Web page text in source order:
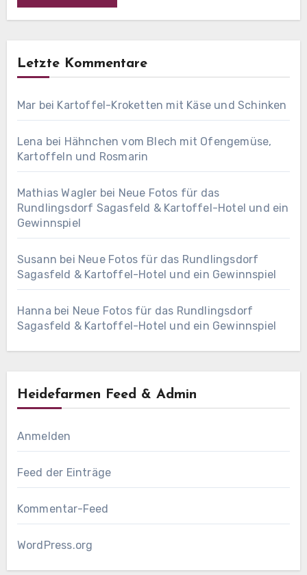
Letzte Kommentare
Mar bei Kartoffel-Kroketten mit Käse und Schinken
Lena bei Hähnchen vom Blech mit Ofengemüse,
Kartoffeln und Rosmarin
Mathias Wagler bei Neue Fotos für das
Rundlingsdorf Sagasfeld & Kartoffel-Hotel und ein
Gewinnspiel
Susann bei Neue Fotos für das Rundlingsdorf
Sagasfeld & Kartoffel-Hotel und ein Gewinnspiel
Hanna bei Neue Fotos für das Rundlingsdorf
Sagasfeld & Kartoffel-Hotel und ein Gewinnspiel
Heidefarmen Feed & Admin
Anmelden
Feed der Einträge
Kommentar-Feed
WordPress.org